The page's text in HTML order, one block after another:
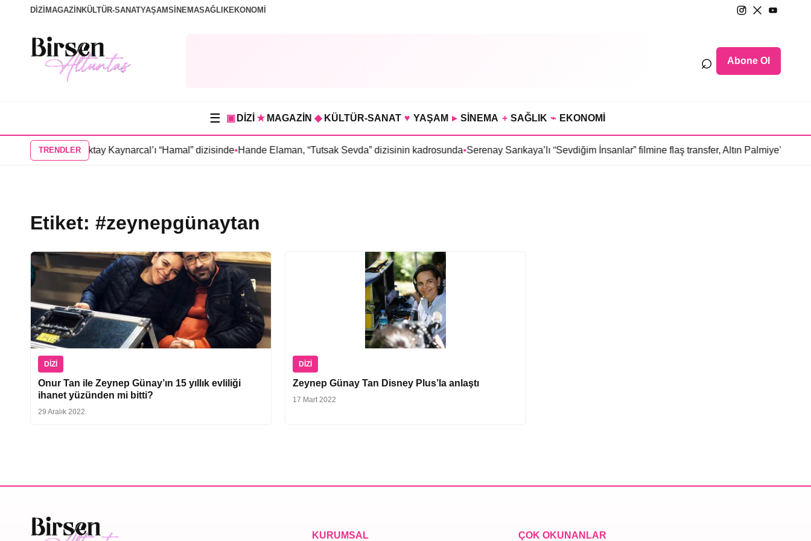
DİZİ MAGAZİN KÜLTÜR-SANATYAŞAMSİNEMASAĞLIKEKONOMİ
⌕ Abone Ol
☰ ▣ DİZİ ★ MAGAZİN ◆ KÜLTÜR-SANAT ♥ YAŞAM ▸ SİNEMA + SAĞLIK ⌁ EKONOMİ
TRENDLER
Cindoruk, Oktay Kaynarcal’ı “Hamal” dizisinde•Hande Elaman, “Tutsak Sevda” dizisinin kadrosunda•Serenay Sarıkaya’lı “Sevdiğim İnsanlar” filmine flaş transfer, Altın Palmiye’li Vlad
Etiket: #zeynepgünaytan
DIZI
Onur Tan ile Zeynep Günay’ın 15 yıllık evliliği
ihanet yüzünden mi bitti?
29 Aralık 2022
DIZI
Zeynep Günay Tan Disney Plus’la anlaştı
17 Mart 2022
KURUMSAL ÇOK OKUNANLAR